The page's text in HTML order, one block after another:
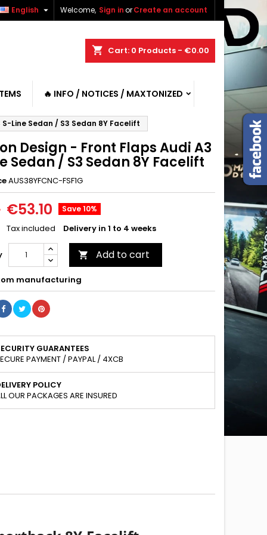
Welcome, Sign inorCreate an account
English 
shopping_cart Cart: 0 Products - €0.00
🔥 INFO / NOTICES / MAXTONIZED
Line Sedan / S3 Sedan 8Y Facelift
Design - Front Flaps Audi A3
Sedan / S3 Sedan 8Y Facelift
AUS38YFCNC-FSF1G
€53.10 Save 10%
Tax included Delivery in 1 to 4 weeks
 Add to cart
manufacturing
GUARANTEES
PAYMENT / PAYPAL / 4XCB
POLICY
OUR PACKAGES ARE INSURED